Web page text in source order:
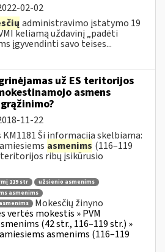
02-02
administravimo įstatymo 19
keliamą uždavinį „padėti
įgyvendinti savo teises...
už ES teritorijos
asmens
11-22
Ši informacija skelbiama:
asmenims (116–119
teritorijos ribų įsikūrusio
119 str
užsienio asmenims
asmenims
Mokesčių žinyno
vertės mokestis » PVM
(42 str., 116–119 str.) »
asmenims (116–119